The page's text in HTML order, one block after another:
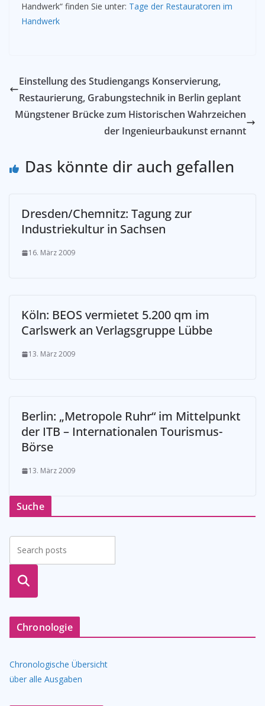
Handwerk“ finden Sie unter: Tage der Restauratoren im
Handwerk
Einstellung des Studiengangs Konservierung,
Restaurierung, Grabungstechnik in Berlin geplant
Müngstener Brücke zum Historischen Wahrzeichen
der Ingenieurbaukunst ernannt
Das könnte dir auch gefallen
Dresden/Chemnitz: Tagung zur
Industriekultur in Sachsen
16. März 2009
Köln: BEOS vermietet 5.200 qm im
Carlswerk an Verlagsgruppe Lübbe
13. März 2009
Berlin: „Metropole Ruhr“ im Mittelpunkt
der ITB – Internationalen Tourismus-
Börse
13. März 2009
Suche
suche
Chronologie
Chronologische Übersicht
über alle Ausgaben